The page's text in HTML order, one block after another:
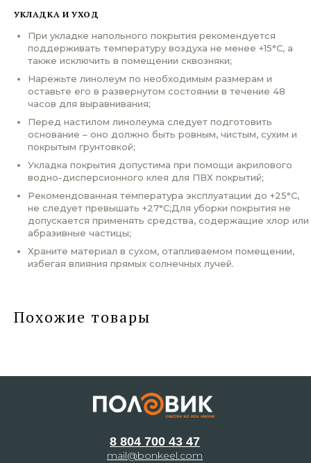
УКЛАДКА И УХОД
При укладке напольного покрытия рекомендуется
поддерживать температуру воздуха не менее +15°С, а
также исключить в помещении сквозняки;
Нарежьте линолеум по необходимым размерам и
оставьте его в развернутом состоянии в течение 48
часов для выравнивания;
Перед настилом линолеума следует подготовить
основание – оно должно быть ровным, чистым, сухим и
покрытым грунтовкой;
Укладка покрытия допустима при помощи акрилового
водно-дисперсионного клея для ПВХ покрытий;
Рекомендованная температура эксплуатации до +25°С,
не следует превышать +27°С;Для уборки покрытия не
допускается применять средства, содержащие хлор или
абразивные частицы;
Храните материал в сухом, отапливаемом помещении,
избегая влияния прямых солнечных лучей.
Похожие товары
8 804 700 43 47
mail@bonkeel.com